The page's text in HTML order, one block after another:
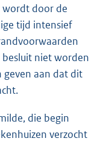
wordt door de
tijd intensief
niet worden
aan dat dit
die begin
verzocht